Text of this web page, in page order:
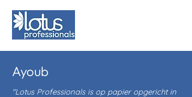
Ayoub
"Lotus Professionals is op papier opgericht in